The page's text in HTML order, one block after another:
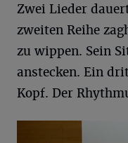
Zwei Lieder
zweiten Reihe
zu wippen. Sein
anstecken. Ein
Kopf. Der